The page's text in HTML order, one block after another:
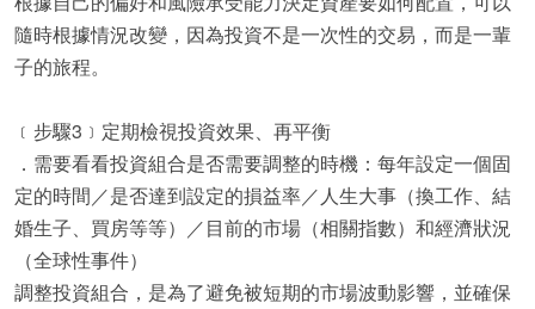
隨時根據情況改變，因為投資不是一次性的交易，而是一輩
子的旅程。
﹝步驟3﹞定期檢視投資效果、再平衡
．需要看看投資組合是否需要調整的時機：每年設定一個固
定的時間／是否達到設定的損益率／人生大事（換工作、結
婚生子、買房等等）／目前的市場（相關指數）和經濟狀況
（全球性事件）
調整投資組合，是為了避免被短期的市場波動影響，並確保